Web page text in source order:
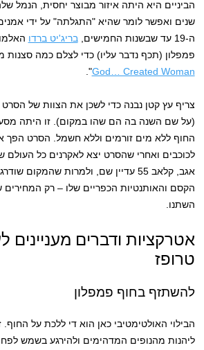
הביניים היא היתה איזור מבוצר יחסית,
שנים ואפשר לומר שהיא "התגלתה" על ידי
ה-19 עד שבשנות החמישים,
בריג'יט ברדו
פמפלון (תכף נדבר עליו) כדי לצלם כמה סצנות
God… Created Woman
".
(על שם השנה בה הם שהו במקום). זו היתה
החוף ללא מים זורמים וללא חשמל. הסרט הפך
לכוכבים ואחרי שהסרט יצא לאקרנים כל העולם
אגב, קלאב 55 עדיין שם, ולמרות שהמקום
הקסם והאותנטיות הכפריים שלו – רק המחירים
השתנו.
אטרקציות ודברים מעניינים
טרופז
להשתזף בחוף פמפלון
הבילוי האולטימטיבי כאן הוא די ללכת על
ליהנות מהנופים המדהימים ולהירגע בשמש